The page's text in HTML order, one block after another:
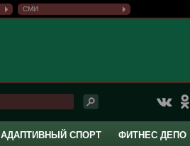
СМИ
АДАПТИВНЫЙ СПОРТ ФИТНЕС ДЕПО